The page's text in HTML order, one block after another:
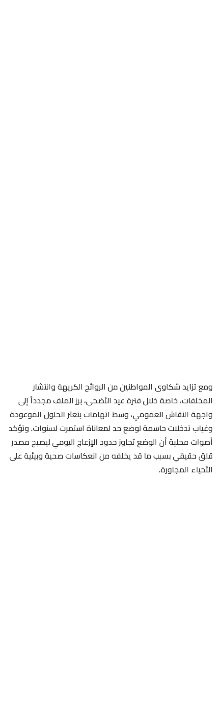
ومع تزايد شكاوى المواطنين من الروائح الكريهة وانتشار
المخلفات، خاصة خلال فترة عيد الأضحى، برز الملف مجدداً إلى
واجهة النقاش العمومي، وسط اتهامات بتعثر الحلول الموعودة
وغياب تدخلات حاسمة لوضع حد لمعاناة استمرت لسنوات. وتؤكد
أصوات محلية أن الوضع تجاوز حدود الإزعاج اليومي ليصبح مصدر
قلق حقيقي بسبب ما قد يخلفه من انعكاسات صحية وبيئية على
الأحياء المجاورة.